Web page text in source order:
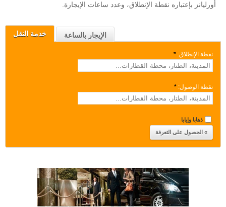
خدمة النقل الإيجار بالساعة
نقطة الإنطلاق: *
نقطة الوصول: *
ذهابا وإيابا
أورليانز بإعتباره نقطة الإنطلاق، وعدد ساعات الإيجارة.